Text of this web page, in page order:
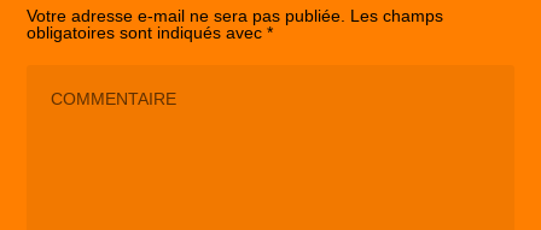
Votre adresse e-mail ne sera pas publiée. Les champs
obligatoires sont indiqués avec*